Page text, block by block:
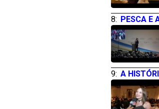
8: PESCA E
9: A